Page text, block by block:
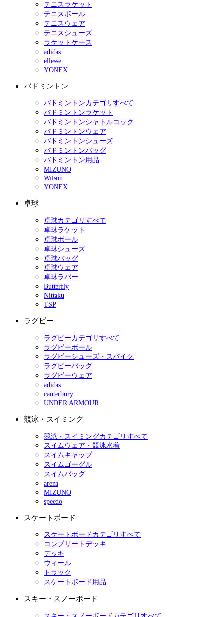
テニスラケット
テニスボール
テニスウェア
テニスシューズ
ラケットケース
adidas
ellesse
YONEX
バドミントン
バドミントンカテゴリすべて
バドミントンラケット
バドミントンシャトルコック
バドミントンウェア
バドミントンシューズ
バドミントンバッグ
バドミントン用品
MIZUNO
Wilson
YONEX
卓球
卓球カテゴリすべて
卓球ラケット
卓球ボール
卓球シューズ
卓球バッグ
卓球ウェア
卓球ラバー
Butterfly
Nittaku
TSP
ラグビー
ラグビーカテゴリすべて
ラグビーボール
ラグビーシューズ・スパイク
ラグビーバッグ
ラグビーウェア
adidas
canterbury
UNDER ARMOUR
競泳・スイミング
競泳・スイミングカテゴリすべて
スイムウェア・競泳水着
スイムキャップ
スイムゴーグル
スイムバッグ
arena
MIZUNO
speedo
スケートボード
スケートボードカテゴリすべて
コンプリートデッキ
デッキ
ウィール
トラック
スケートボード用品
スキー・スノーボード